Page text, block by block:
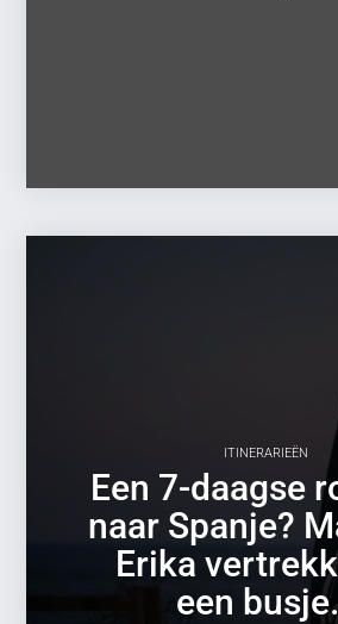
ITINERARIEËN
Een 7-daagse
naar Spanje?
Erika
een